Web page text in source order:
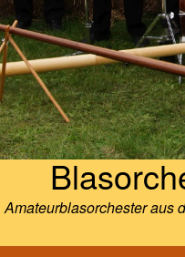
Amateurblasorchester aus